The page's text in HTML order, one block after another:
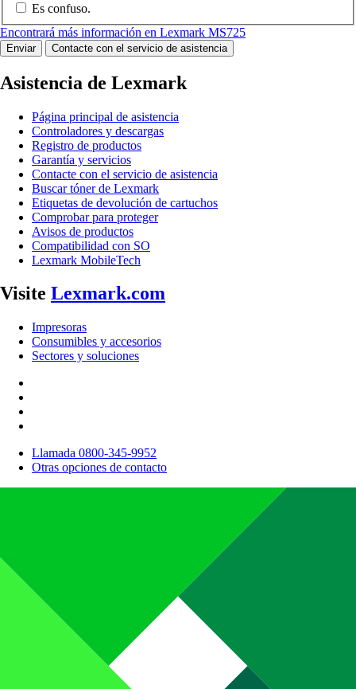
Es confuso.
Encontrará más información en Lexmark MS725
Enviar Contacte con el servicio de asistencia
Asistencia de Lexmark
Página principal de asistencia
Controladores y descargas
Registro de productos
Garantía y servicios
Contacte con el servicio de asistencia
Buscar tóner de Lexmark
Etiquetas de devolución de cartuchos
Comprobar para proteger
Avisos de productos
Compatibilidad con SO
Lexmark MobileTech
Visite Lexmark.com
Impresoras
Consumibles y accesorios
Sectores y soluciones
Llamada 0800-345-9952
Otras opciones de contacto